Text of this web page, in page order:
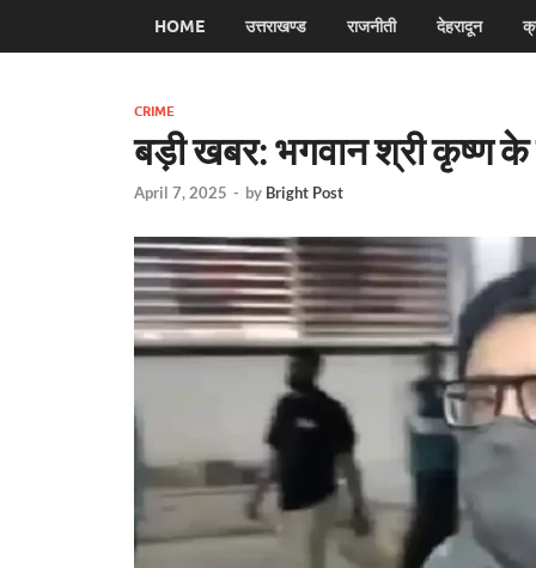
HOME उत्तराखण्ड राजनीती देहरादून
CRIME
बड़ी खबर: भगवान श्री कृष्ण के
April 7, 2025 - by Bright Post